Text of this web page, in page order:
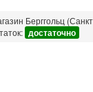
Берггольц
достаточно